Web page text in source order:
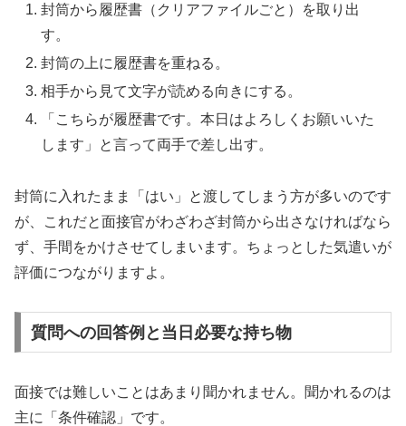
封筒から履歴書（クリアファイルごと）を取り出
す。
封筒の上に履歴書を重ねる。
相手から見て文字が読める向きにする。
「こちらが履歴書です。本日はよろしくお願いいた
します」と言って両手で差し出す。
封筒に入れたまま「はい」と渡してしまう方が多いのです
が、これだと面接官がわざわざ封筒から出さなければなら
ず、手間をかけさせてしまいます。ちょっとした気遣いが
評価につながりますよ。
質問への回答例と当日必要な持ち物
面接では難しいことはあまり聞かれません。聞かれるのは
主に「条件確認」です。